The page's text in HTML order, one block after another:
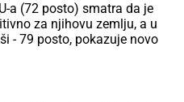
a (72 posto) smatra da je
za njihovu zemlju, a u
- 79 posto, pokazuje novo